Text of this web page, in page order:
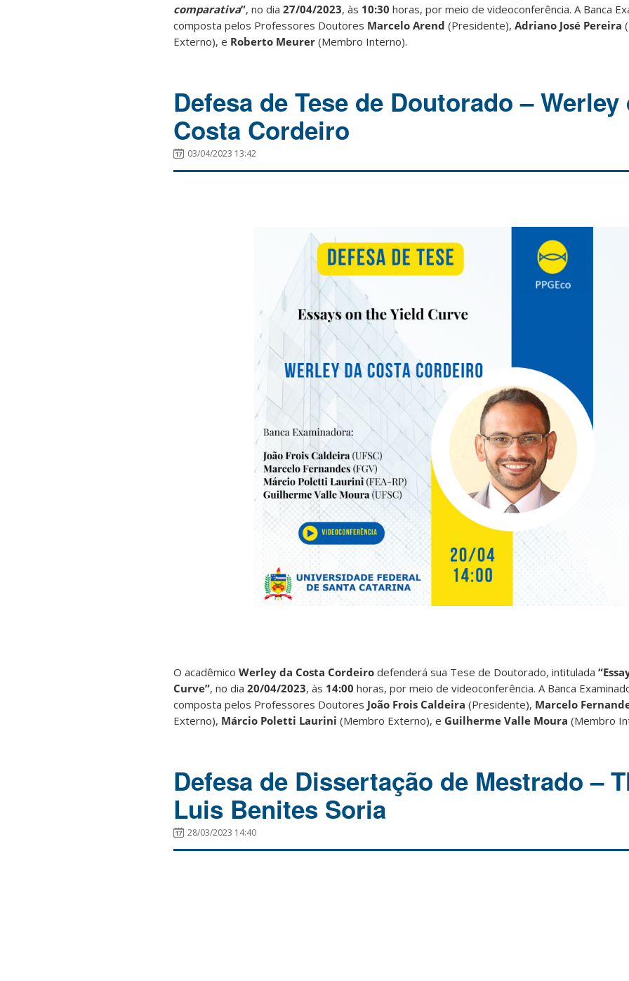
comparativa”, no dia 27/04/2023, às 10:30 horas, por meio de videoconferência. A Banca
composta pelos Professores Doutores Marcelo Arend (Presidente), Adriano José Pereira
Externo), e Roberto Meurer (Membro Interno).
Defesa de Tese de Doutorado – Werley
Costa Cordeiro
03/04/2023 13:42
O acadêmico Werley da Costa Cordeiro defenderá sua Tese de Doutorado, intitulada
Curve”, no dia 20/04/2023, às 14:00 horas, por meio de videoconferência. A Banca
composta pelos Professores Doutores João Frois Caldeira (Presidente), Marcelo
Externo), Márcio Poletti Laurini (Membro Externo), e Guilherme Valle Moura (Membro
Defesa de Dissertação de Mestrado –
Luis Benites Soria
28/03/2023 14:40